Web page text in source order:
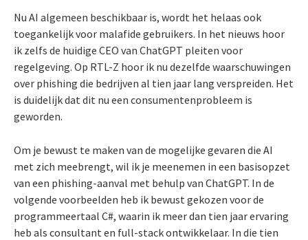
Nu AI algemeen beschikbaar is, wordt het helaas ook
toegankelijk voor malafide gebruikers. In het nieuws hoor
ik zelfs de huidige CEO van ChatGPT pleiten voor
regelgeving. Op RTL-Z hoor ik nu dezelfde waarschuwingen
over phishing die bedrijven al tien jaar lang verspreiden. Het
is duidelijk dat dit nu een consumentenprobleem is
geworden.
Om je bewust te maken van de mogelijke gevaren die AI
met zich meebrengt, wil ik je meenemen in een basisopzet
van een phishing-aanval met behulp van ChatGPT. In de
volgende voorbeelden heb ik bewust gekozen voor de
programmeertaal C#, waarin ik meer dan tien jaar ervaring
heb als consultant en full-stack ontwikkelaar. In die tien